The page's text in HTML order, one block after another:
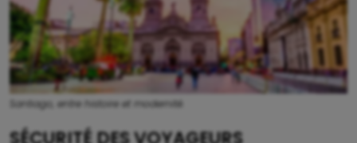
Santiago, entre histoire et modernité.